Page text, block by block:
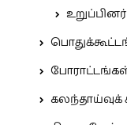
கலந்தாய்வுக்